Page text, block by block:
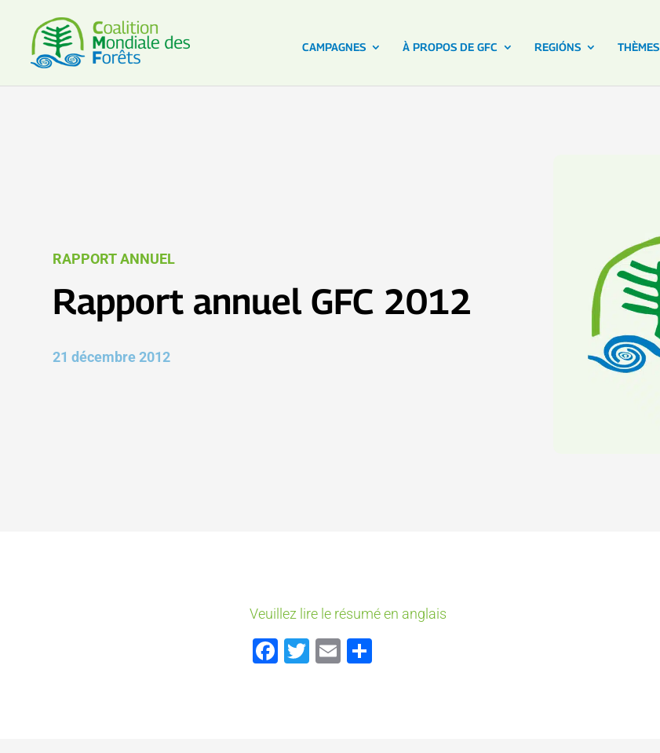
CAMPAGNES À PROPOS DE GFC REGIÓNS THÈMES
RAPPORT ANNUEL
Rapport annuel GFC 2012
21 décembre 2012
Veuillez lire le résumé en anglais
Facebook
Twitter
Email